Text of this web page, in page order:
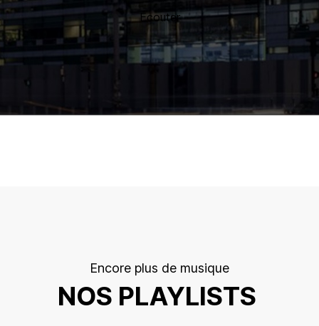
Écouter
Encore plus de musique
NOS PLAYLISTS